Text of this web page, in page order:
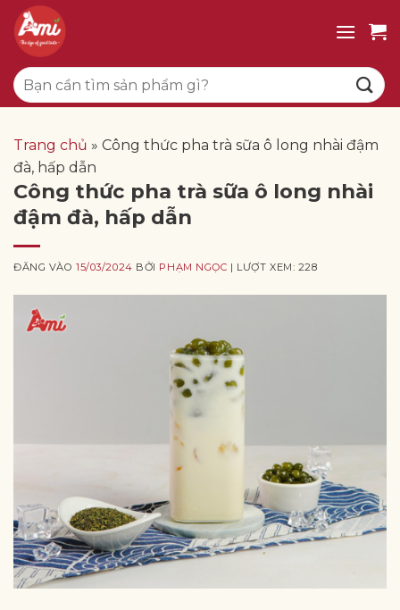
qua
dung
Tìm
kiếm:
Trang chủ » Công thức pha trà sữa ô long nhài đậm
đà, hấp dẫn
Công thức pha trà sữa ô long nhài
đậm đà, hấp dẫn
ĐĂNG VÀO15/03/2024 BỞI PHẠM NGỌC | LƯỢT XEM: 228